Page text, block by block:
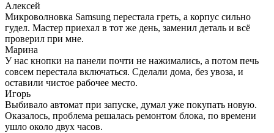
Алексей
Микроволновка Samsung перестала греть, а корпус сильно
гудел. Мастер приехал в тот же день, заменил деталь и всё
проверил при мне.
Марина
У нас кнопки на панели почти не нажимались, а потом печь
совсем перестала включаться. Сделали дома, без увоза, и
оставили чистое рабочее место.
Игорь
Выбивало автомат при запуске, думал уже покупать новую.
Оказалось, проблема решалась ремонтом блока, по времени
ушло около двух часов.